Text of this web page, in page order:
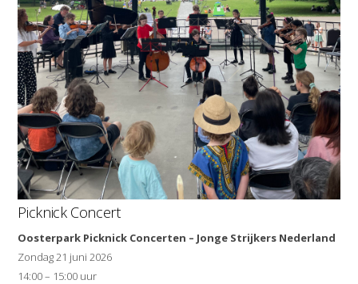
Picknick Concert
Oosterpark Picknick Concerten – Jonge Strijkers Nederland
Zondag 21 juni 2026
14:00 – 15:00 uur